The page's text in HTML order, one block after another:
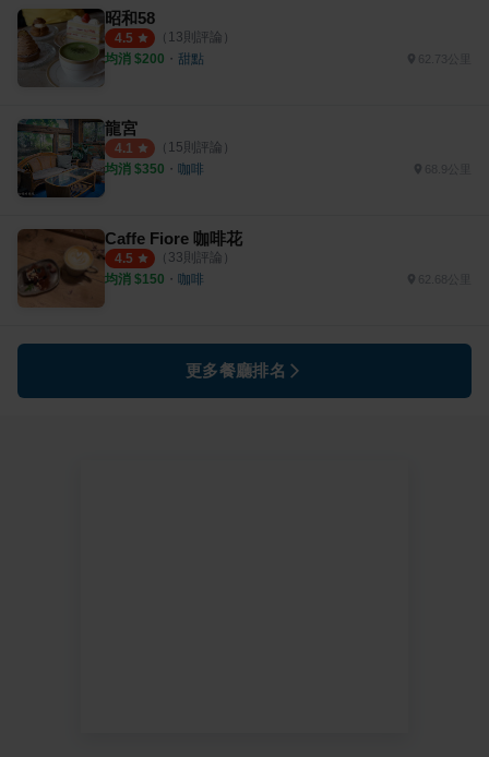
昭和58
4.5 （ 13則評論）
均消 $200 ・ 甜點
龍宮
4.1 （ 15則評論）
均消 $350 ・ 咖啡
Caffe Fiore 咖啡花
4.5 （ 33則評論）
均消 $150 ・ 咖啡
更多餐廳排名